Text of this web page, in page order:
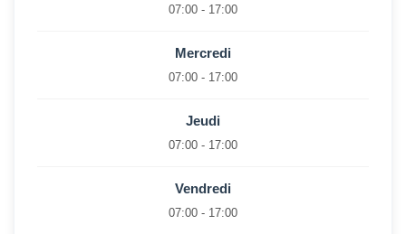
07:00 - 17:00
Mercredi
07:00 - 17:00
Jeudi
07:00 - 17:00
Vendredi
07:00 - 17:00